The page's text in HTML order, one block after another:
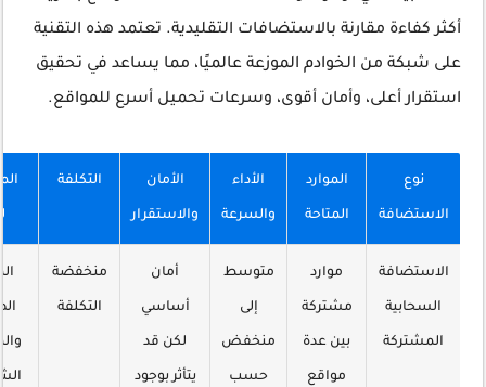
أكثر كفاءة مقارنة بالاستضافات التقليدية. تعتمد هذه التقنية
على شبكة من الخوادم الموزعة عالميًا، مما يساعد في تحقيق
استقرار أعلى، وأمان أقوى، وسرعات تحميل أسرع للمواقع.
نوع
الاستضافة
الموارد
المتاحة
الأداء
والسرعة
الأمان
والاستقرار
التكلفة
الاستضافة
السحابية
المشتركة
موارد
مشتركة
بين عدة
مواقع
متوسط
إلى
منخفض
حسب
أمان
أساسي
لكن قد
يتأثر بوجود
منخفضة
التكلفة